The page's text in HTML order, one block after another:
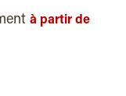
à partir de